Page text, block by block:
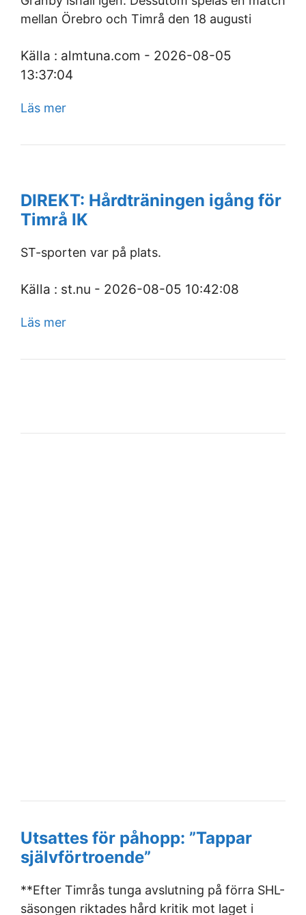
mellan Örebro och Timrå den 18 augusti
Källa : almtuna.com - 2026-08-05
13:37:04
Läs mer
DIREKT: Hårdträningen igång för
Timrå IK
ST-sporten var på plats.
Källa : st.nu - 2026-08-05 10:42:08
Läs mer
Utsattes för påhopp: ”Tappar
självförtroende”
**Efter Timrås tunga avslutning på förra SHL-
säsongen riktades hård kritik mot laget i